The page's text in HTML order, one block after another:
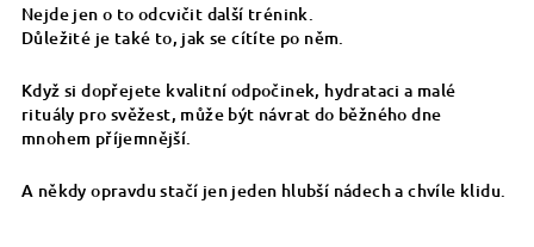
Nejde jen o to odcvičit další trénink.
Důležité je také to, jak se cítíte po něm.
Když si dopřejete kvalitní odpočinek, hydrataci a malé
rituály pro svěžest, může být návrat do běžného dne
mnohem příjemnější.
A někdy opravdu stačí jen jeden hlubší nádech a chvíle klidu.